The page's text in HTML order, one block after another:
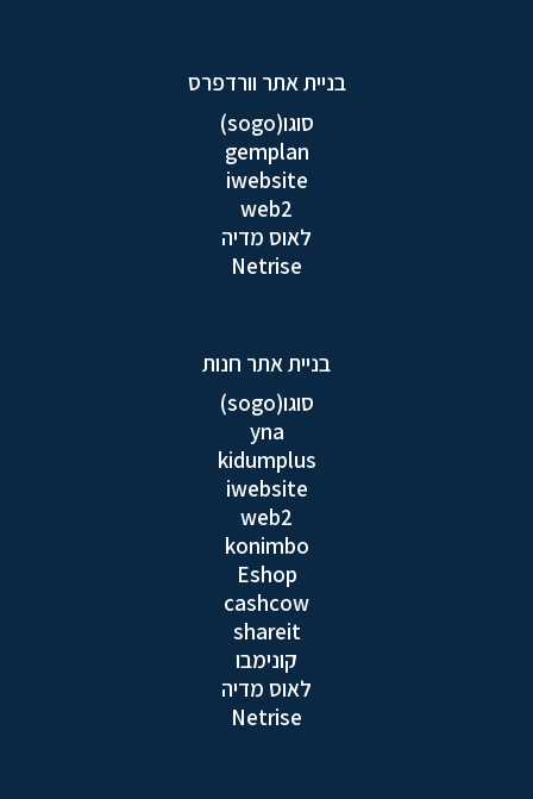
בניית אתר וורדפרס
סוגו(sogo)
gemplan
iwebsite
web2
לאוס מדיה
Netrise
בניית אתר חנות
סוגו(sogo)
yna
kidumplus
iwebsite
web2
konimbo
Eshop
cashcow
shareit
קונימבו
לאוס מדיה
Netrise